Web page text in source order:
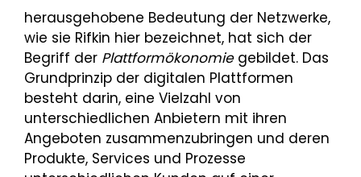
herausgehobene Bedeutung der Netzwerke,
wie sie Rifkin hier bezeichnet, hat sich der
Begriff der Plattformökonomiegebildet. Das
Grundprinzip der digitalen Plattformen
besteht darin, eine Vielzahl von
unterschiedlichen Anbietern mit ihren
Angeboten zusammenzubringen und deren
Produkte, Services und Prozesse